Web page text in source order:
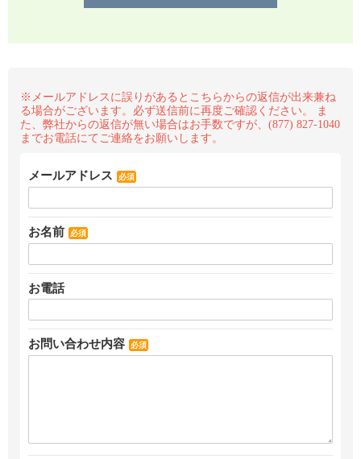
※メールアドレスに誤りがあるとこちらからの返信が出来兼ね
る場合がございます。必ず送信前に再度ご確認ください。 ま
た、弊社からの返信が無い場合はお手数ですが、(877) 827-1040
までお電話にてご連絡をお願いします。
メールアドレス 必須
お名前 必須
お電話
お問い合わせ内容 必須